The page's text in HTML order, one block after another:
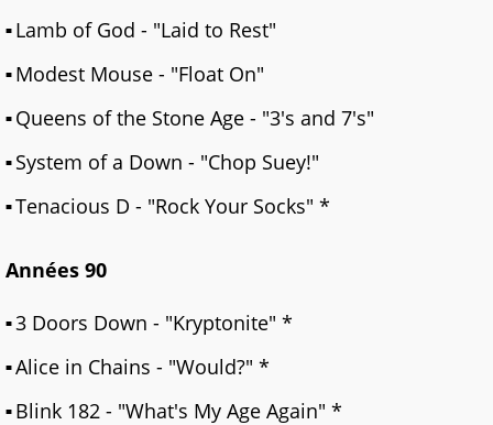
Lamb of God - "Laid to Rest"
Modest Mouse - "Float On"
Queens of the Stone Age - "3's and 7's"
System of a Down - "Chop Suey!"
Tenacious D - "Rock Your Socks" *
Années 90
3 Doors Down - "Kryptonite" *
Alice in Chains - "Would?" *
Blink 182 - "What's My Age Again" *